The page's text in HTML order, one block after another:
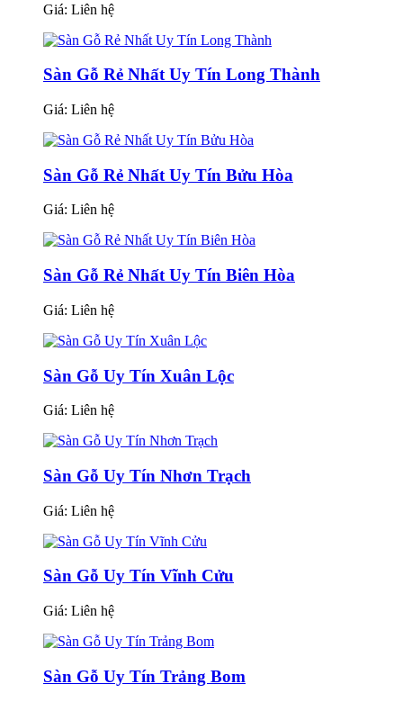
Giá: Liên hệ
Sàn Gỗ Rẻ Nhất Uy Tín Long Thành
Giá: Liên hệ
Sàn Gỗ Rẻ Nhất Uy Tín Bửu Hòa
Giá: Liên hệ
Sàn Gỗ Rẻ Nhất Uy Tín Biên Hòa
Giá: Liên hệ
Sàn Gỗ Uy Tín Xuân Lộc
Giá: Liên hệ
Sàn Gỗ Uy Tín Nhơn Trạch
Giá: Liên hệ
Sàn Gỗ Uy Tín Vĩnh Cửu
Giá: Liên hệ
Sàn Gỗ Uy Tín Trảng Bom